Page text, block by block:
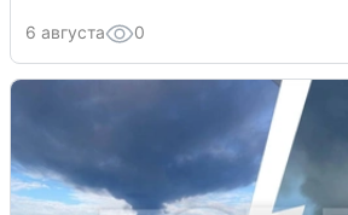
6 августа 0